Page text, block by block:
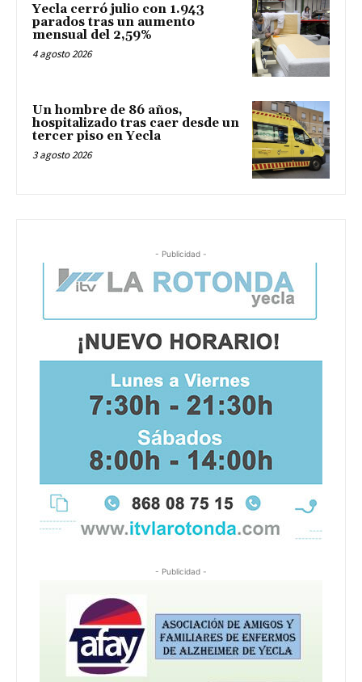
Yecla cerró julio con 1.943
parados tras un aumento
mensual del 2,59%
4 agosto 2026
Un hombre de 86 años,
hospitalizado tras caer desde un
tercer piso en Yecla
3 agosto 2026
- Publicidad -
- Publicidad -